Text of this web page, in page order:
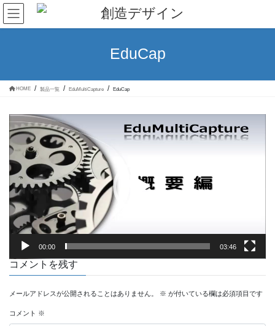
コ
テ
ッ
ナ
ゲ
移
EduCap
HOME 製品一覧 EduMultiCapture EduCap
動
画
プ
レ
ヤ
ー
00:00 03:46
コメントを残す
メールアドレスが公開されることはありません。 ※ が付いている欄は必須項目です
コメント ※